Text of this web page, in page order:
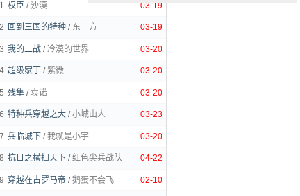
03-19
1 权臣 /沙漠
03-19
2 回到三国的特种 / 东一方
03-20
3 我的二战 /冷漠的世界
03-20
4 超级家丁 /紫微
03-20
5 残隼 /袁诺
03-23
6 特种兵穿越之大 /小城山人
03-20
7 兵临城下 /我就是小宇
04-22
8 抗日之横扫天下 /红色尖兵战队
02-10
9 穿越在古罗马帝 /鹅蛋不会飞